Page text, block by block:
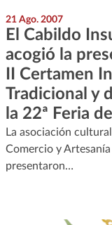
21 Ago. 2007
El Cabildo
acogió la
II Certamen
Tradicional y
la 22ª Feria
La asociación
Comercio y
presentaron…